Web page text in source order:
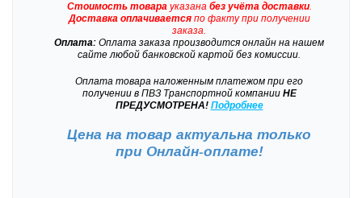
Стоимость товарауказана без учёта доставки.
Доставкаоплачиваетсяпо факту при получении
заказа.
Оплата: Оплата заказа производится онлайн на нашем
сайте любой банковской картой без комиссии.
Оплата товара наложенным платежом при его
получении в ПВЗ Транспортной компанииНЕ
ПРЕДУСМОТРЕНА! Подробнее
Цена на товар актуальна только
при Онлайн-оплате!